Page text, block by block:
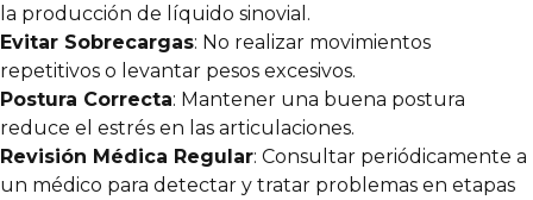
la producción de líquido sinovial.
Evitar Sobrecargas: No realizar movimientos
repetitivos o levantar pesos excesivos.
Postura Correcta: Mantener una buena postura
reduce el estrés en las articulaciones.
Revisión Médica Regular: Consultar periódicamente a
un médico para detectar y tratar problemas en etapas